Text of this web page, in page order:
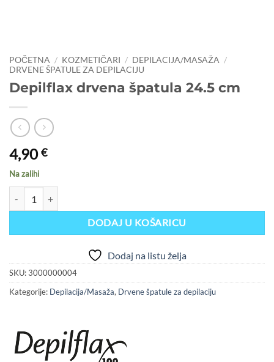
POČETNA / KOZMETIČARI / DEPILACIJA/MASAŽA /
DRVENE ŠPATULE ZA DEPILACIJU
Depilflax drvena špatula 24.5 cm
4,90€
Na zalihi
DODAJ U KOŠARICU
Dodaj na listu želja
SKU:3000000004
Kategorije: Depilacija/Masaža, Drvene špatule za depilaciju